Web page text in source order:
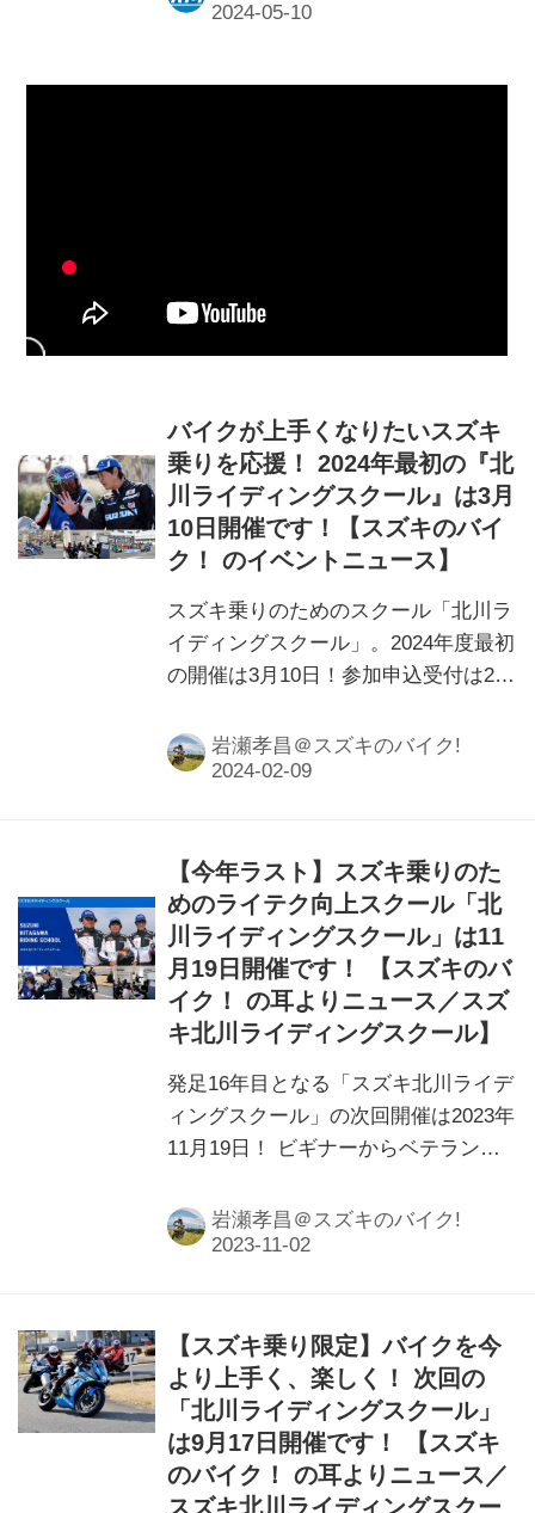
バイクが上手くなりたいスズキ
乗りを応援！ 2024年最初の『北
川ライディングスクール』は3月
10日開催です！【スズキのバイ
ク！ のイベントニュース】
スズキ乗りのためのスクール「北川ラ
イディングスクール」。2024年度最初
の開催は3月10日！参加申込受付は2月
岩瀬孝昌＠スズキのバイク!
【今年ラスト】スズキ乗りのた
めのライテク向上スクール「北
川ライディングスクール」は11
月19日開催です！ 【スズキのバ
イク！ の耳よりニュース／スズ
キ北川ライディングスクール】
発足16年目となる「スズキ北川ライデ
ィングスクール」の次回開催は2023年
11月19日！ ビギナーからベテランま
るようになる「スズキ乗り限定」のレ
ッスンを要チェック！
岩瀬孝昌＠スズキのバイク!
【スズキ乗り限定】バイクを今
より上手く、楽しく！ 次回の
「北川ライディングスクール」
は9月17日開催です！ 【スズキ
のバイク！ の耳よりニュース／
スズキ北川ライディングスクー